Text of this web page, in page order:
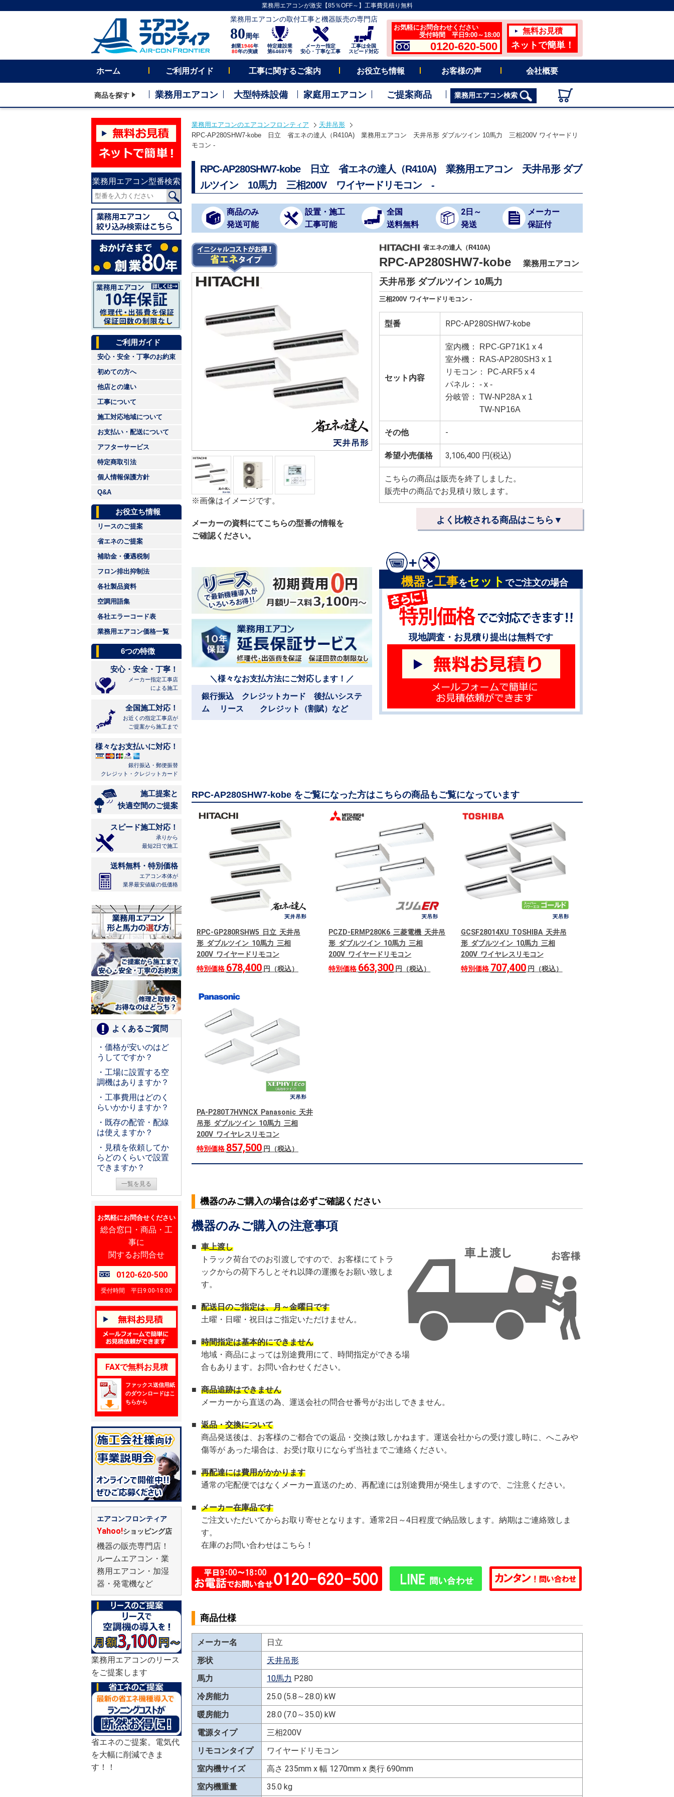
業務用エアコンが激安【85％OFF～】工事費見積り無料
業務用エアコンの取付工事と機器販売の専門店
80周年
創業1946年
80年の実績
特定建設業
第64687号
メーカー指定
安心・丁寧な工事
工事は全国
スピード対応
お気軽にお問合わせください
受付時間 平日9:00～18:00
0120-620-500
無料お見積
ネットで簡単！
ホーム ご利用ガイド 工事に関するご案内 お役立ち情報 お客様の声 会社概要
商品を探す 業務用エアコン 大型特殊設備 家庭用エアコン ご提案商品 業務用エアコン検索
業務用エアコン型番検索
ご利用ガイド
安心・安全・丁寧のお約束
初めての方へ
他店との違い
工事について
施工対応地域について
お支払い・配送について
アフターサービス
特定商取引法
個人情報保護方針
Q&A
お役立ち情報
リースのご提案
省エネのご提案
補助金・優遇税制
フロン排出抑制法
各社製品資料
空調用語集
各社エラーコード表
業務用エアコン価格一覧
6つの特徴
安心・安全・丁寧！
メーカー指定工事店
による施工
全国施工対応！
お近くの指定工事店が
ご提案から施工まで
様々なお支払いに対応！
銀行振込・郵便振替
クレジット・クレジットカード
施工提案と
快適空間のご提案
スピード施工対応！
承りから
最短2日で施工
送料無料・特別価格
エアコン本体が
業界最安値級の低価格
よくあるご質問
・価格が安いのはど
うしてですか？
・工場に設置する空
調機はありますか？
・工事費用はどのく
らいかかりますか？
・既存の配管・配線
は使えますか？
・見積を依頼してか
らどのくらいで設置
できますか？
一覧を見る
お気軽にお問合せください
総合窓口・商品・工
事に
関するお問合せ
0120-620-500
受付時間 平日9:00-18:00
FAXで無料お見積
ファックス送信用紙
のダウンロードはこ
ちらから
エアコンフロンティア
Yahoo!ショッピング店
機器の販売専門店！
ルームエアコン・業
務用エアコン・加湿
器・発電機など
業務用エアコンのリース
をご提案します
省エネのご提案。電気代
を大幅に削減できま
す！！
業務用エアコンのエアコンフロンティア
天井吊形
RPC-AP280SHW7-kobe 日立 省エネの達人（R410A) 業務用エアコン 天井吊形 ダブルツイン 10馬力 三相200V ワイヤードリ
モコン -
RPC-AP280SHW7-kobe 日立 省エネの達人（R410A) 業務用エアコン 天井吊形 ダブ
ルツイン 10馬力 三相200V ワイヤードリモコン -
商品のみ
発送可能
設置・施工
工事可能
全国
送料無料
2日～
発送
メーカー
保証付
※画像はイメージです。
メーカーの資料にてこちらの型番の情報を
ご確認ください。
省エネの達人（R410A)
RPC-AP280SHW7-kobe 業務用エアコン
天井吊形 ダブルツイン 10馬力
三相200V ワイヤードリモコン -
型番 RPC-AP280SHW7-kobe
セット内容
室内機： RPC-GP71K1 x 4
室外機： RAS-AP280SH3 x 1
リモコン： PC-ARF5 x 4
パネル： - x -
分岐管： TW-NP28A x 1
TW-NP16A
その他 -
希望小売価格 3,106,400 円(税込)
こちらの商品は販売を終了しました。
販売中の商品でお見積り致します。
よく比較される商品はこちら▼
＼様々なお支払方法にご対応します！／
銀行振込 クレジットカード 後払いシステ
ム リース クレジット（割賦）など
機器と工事をセット でご注文の場合
現地調査・お見積り提出は無料です
RPC-AP280SHW7-kobe をご覧になった方はこちらの商品もご覧になっています
RPC-GP280RSHW5 日立 天井吊
形 ダブルツイン 10馬力 三相
200V ワイヤードリモコン
特別価格 678,400 円（税込）
PCZD-ERMP280K6 三菱電機 天井吊
形 ダブルツイン 10馬力 三相
200V ワイヤードリモコン
特別価格 663,300 円（税込）
GCSF28014XU TOSHIBA 天井吊
形 ダブルツイン 10馬力 三相
200V ワイヤレスリモコン
特別価格 707,400円（税込）
PA-P280T7HVNCX Panasonic 天井
吊形 ダブルツイン 10馬力 三相
200V ワイヤレスリモコン
特別価格 857,500 円（税込）
機器のみご購入の場合は必ずご確認ください
機器のみご購入の注意事項
■ 車上渡し
トラック荷台でのお引渡しですので、お客様にてトラ
ックからの荷下ろしとそれ以降の運搬をお願い致しま
す。
■ 配送日のご指定は、月～金曜日です
土曜・日曜・祝日はご指定いただけません。
■ 時間指定は基本的にできません
地域・商品によっては別途費用にて、時間指定ができる場
合もあります。お問い合わせください。
■ 商品追跡はできません
メーカーから直送の為、運送会社の問合せ番号がお出しできません。
■ 返品・交換について
商品発送後は、お客様のご都合での返品・交換は致しかねます。運送会社からの受け渡し時に、へこみや
傷等が あった場合は、お受け取りにならず当社までご連絡ください。
■ 再配達には費用がかかります
通常の宅配便ではなくメーカー直送のため、再配達には別途費用が発生しますので、ご注意ください。
■ メーカー在庫品です
ご注文いただいてからお取り寄せとなります。通常2日～4日程度で納品致します。納期はご連絡致しま
す。
在庫のお問い合わせはこちら！
商品仕様
メーカー名
日立
形状
天井吊形
馬力
10馬力 P280
冷房能力
25.0 (5.8～28.0) kW
暖房能力
28.0 (7.0～35.0) kW
電源タイプ
三相200V
リモコンタイプ
ワイヤードリモコン
室内機サイズ
高さ 235mm x 幅 1270mm x 奥行 690mm
室内機重量
35.0 kg